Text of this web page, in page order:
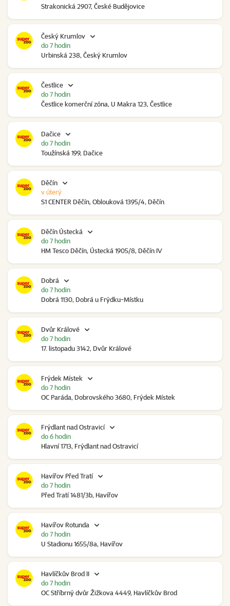
Strakonická 2907, České Budějovice
Český Krumlov
Urbinská 238, Český Krumlov
do 7 hodin
Čestlice
Čestlice komerční zóna, U Makra 123, Čestlice
do 7 hodin
Dačice
Toužínská 199, Dačice
do 7 hodin
Děčín
S1 CENTER Děčín, Oblouková 1395/4, Děčín
v úterý
Děčín Ústecká
HM Tesco Děčín, Ústecká 1905/8, Děčín IV
do 7 hodin
Dobrá
Dobrá 1130, Dobrá u Frýdku-Místku
do 7 hodin
Dvůr Králové
17. listopadu 3142, Dvůr Králové
do 7 hodin
Frýdek Místek
OC Paráda, Dobrovského 3680, Frýdek Místek
do 7 hodin
Frýdlant nad Ostravicí
Hlavní 1713, Frýdlant nad Ostravicí
do 6 hodin
Havířov Před Tratí
Před Tratí 1481/3b, Havířov
do 7 hodin
Havířov Rotunda
U Stadionu 1655/8a, Havířov
do 7 hodin
Havlíčkův Brod II
OC Stříbrný dvůr Žižkova 4449, Havlíčkův Brod
do 7 hodin